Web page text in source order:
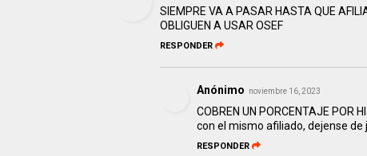
SIEMPRE VA A PASAR HASTA QUE
OBLIGUEN A USAR OSEF
RESPONDER
Anónimo noviembre 16, 2023
COBREN UN PORCENTAJE POR
con el mismo afiliado, dejense de
RESPONDER